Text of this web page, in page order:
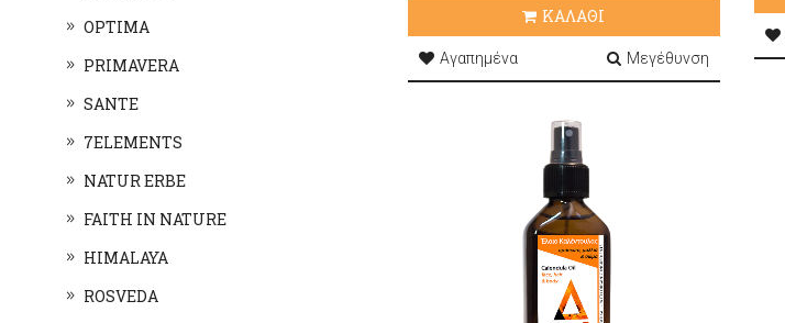
OPTIMA
PRIMAVERA
SANTE
7ELEMENTS
NATUR ERBE
FAITH IN NATURE
HIMALAYA
ROSVEDA
ΚΑΛΑΘΙ
Αγαπημένα Μεγέθυνση